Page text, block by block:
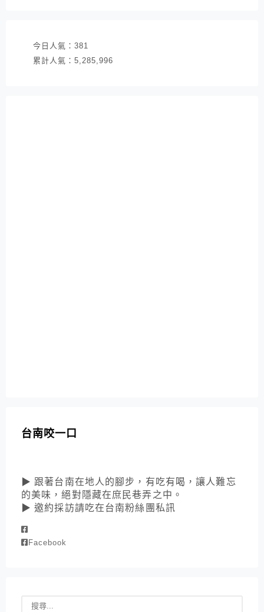
今日人氣： 381
累計人氣： 5,285,996
台南咬一口
▶ 跟著台南在地人的腳步，有吃有喝，讓人難忘
的美味，絕對隱藏在庶民巷弄之中。
▶ 邀約採訪請吃在台南粉絲團私訊
Facebook